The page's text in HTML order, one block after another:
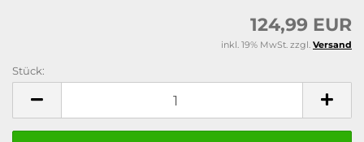
124,99 EUR
inkl. 19% MwSt. zzgl. Versand
Stück: